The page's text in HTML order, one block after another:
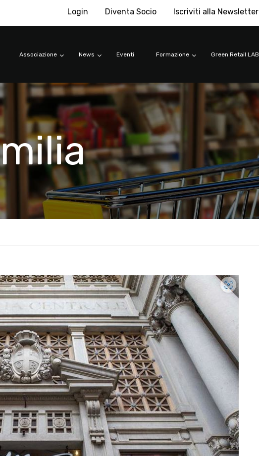
Login Diventa Socio Iscriviti alla Newsletter
Associazione News Eventi Formazione Green Retail LAB